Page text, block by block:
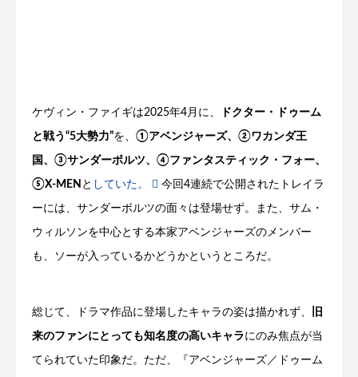
ケヴィン・ファイギは2025年4月に、 ドクター・ドゥーム
と戦う“5大勢力”を、 ①アベンジャーズ、②ワカンダ王
国、③サンダーボルツ、④ファンタスティック・フォー、
⑤X-MEN と していた。 今回4連続で公開されたトレイラ
ーには、サンダーボルツの面々は登場せず。また、サム・
ウィルソンを中心とする本家アベンジャーズのメンバー
も、ソーが入っているかどうかというところだ。
総じて、ドラマ作品に登場したキャラの姿は描かれず、 旧
来のファンにとっても知名度の高いキャラにのみ焦点が当
てられていた印象だ。ただ、『アベンジャーズ／ドゥーム